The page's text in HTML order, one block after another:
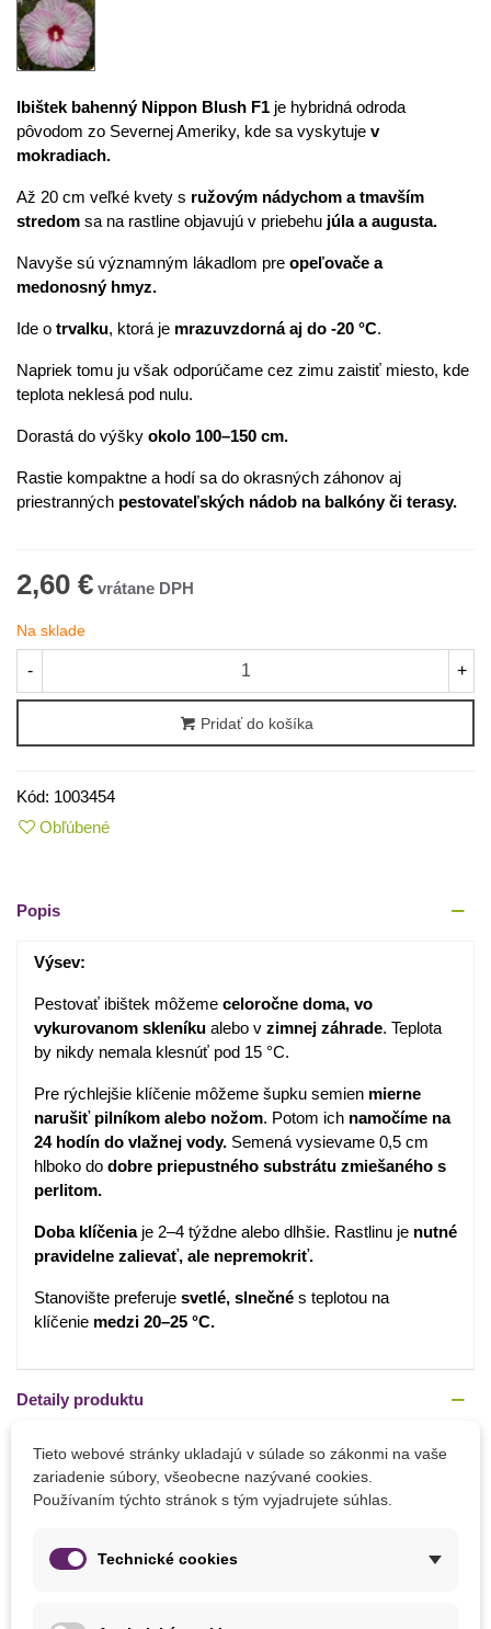
Ibištek bahenný Nippon Blush F1 je hybridná odroda
pôvodom zo Severnej Ameriky, kde sa vyskytuje v
mokradiach.
Až 20 cm veľké kvety s ružovým nádychom a tmavším
stredom sa na rastline objavujú v priebehu júla a augusta.
Navyše sú významným lákadlom pre opeľovače a
medonosný hmyz.
Ide o trvalku, ktorá je mrazuvzdorná aj do -20 °C.
Napriek tomu ju však odporúčame cez zimu zaistiť miesto, kde
teplota neklesá pod nulu.
Dorastá do výšky okolo 100–150 cm.
Rastie kompaktne a hodí sa do okrasných záhonov aj
priestranných pestovateľských nádob na balkóny či terasy.
2,60 €
Na sklade
- +
Pridať do košíka
Kód: 1003454
Obľúbené
Popis
Výsev:
Pestovať ibištek môžeme celoročne doma, vo
vykurovanom skleníku alebo v zimnej záhrade. Teplota
by nikdy nemala klesnúť pod 15 °C.
Pre rýchlejšie klíčenie môžeme šupku semien mierne
narušiť pilníkom alebo nožom. Potom ich namočíme na
24 hodín do vlažnej vody. Semená vysievame 0,5 cm
hlboko do dobre priepustného substrátu zmiešaného s
perlitom.
Doba klíčeniaje 2–4 týždne alebo dlhšie. Rastlinu je nutné
pravidelne zalievať, ale nepremokriť.
Stanovište preferuje svetlé, slnečné s teplotou na
klíčenie medzi 20–25 °C.
Detaily produktu
PARAMETRE
Doba Kvitnutia
August
Výška Rastliny
Farba Kvetu
Tieto webové stránky ukladajú v súlade so zákonmi na vaše
zariadenie súbory, všeobecne nazývané cookies.
Používaním týchto stránok s tým vyjadrujete súhlas.
Technické cookies